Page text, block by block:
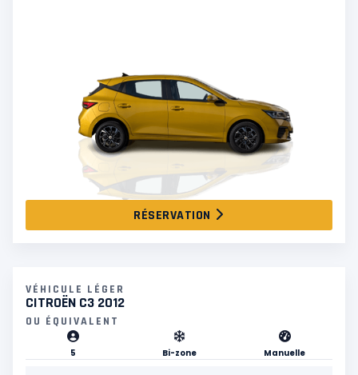
RÉSERVATION
VÉHICULE LÉGER
CITROËN C3 2012
OU ÉQUIVALENT
5 Bi-zone Manuelle